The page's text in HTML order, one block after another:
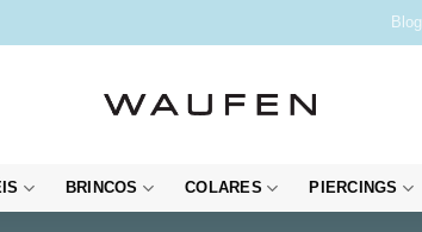
Blog
BRINCOS COLARES PIERCINGS